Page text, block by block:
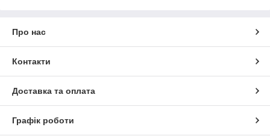
Про нас
Контакти
Доставка та оплата
Графік роботи